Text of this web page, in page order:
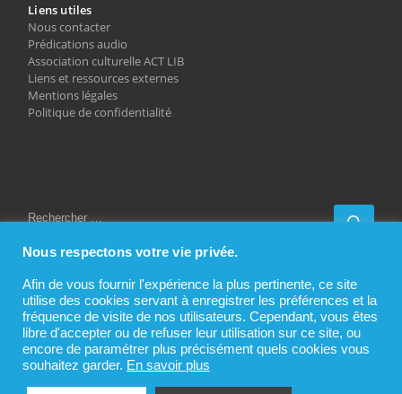
Liens utiles
Nous contacter
Prédications audio
Association culturelle ACT LIB
Liens et ressources externes
Mentions légales
Politique de confidentialité
RECHERCHER
Partager sur…
F T Li W E
Nous respectons votre vie privée.
Afin de vous fournir l'expérience la plus pertinente, ce site
utilise des cookies servant à enregistrer les préférences et la
fréquence de visite de nos utilisateurs. Cependant, vous êtes
libre d'accepter ou de refuser leur utilisation sur ce site, ou
encore de paramétrer plus précisément quels cookies vous
souhaitez garder. En savoir plus